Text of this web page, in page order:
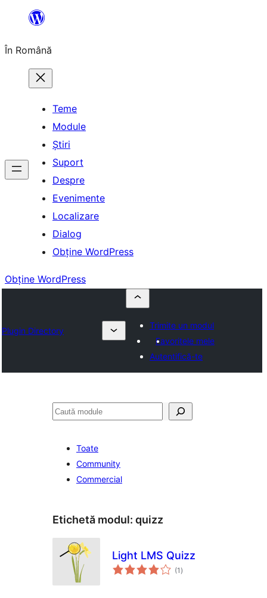
conținut
În Română
Teme
Module
Știri
Suport
Despre
Evenimente
Localizare
Dialog
Obține WordPress
Obține WordPress
Plugin Directory
Trimite un modul
Favoritele mele
Autentifică-te
Caută
Toate
Community
Commercial
Etichetă modul: quizz
Light LMS Quizz
(1 total
aprecieri
)